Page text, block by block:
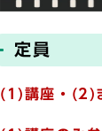
定員
(1)講座・(2)